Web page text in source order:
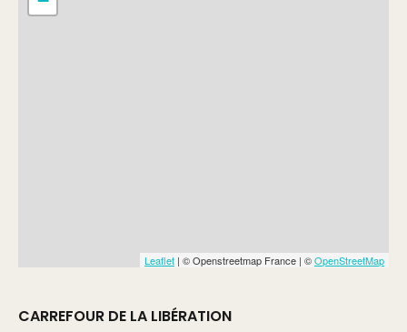
Leaflet | © Openstreetmap France | ©OpenStreetMap
CARREFOUR DE LA LIBÉRATION